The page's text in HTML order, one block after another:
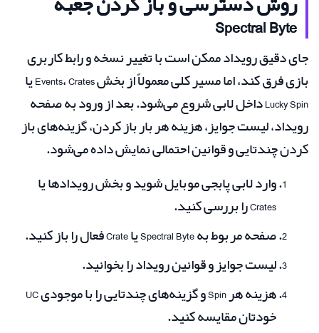
Spectral Byte
جای دقیق رویداد ممکن است با تغییر نسخه و رابط کاربری
بازی فرق کند، اما مسیر کلی معمولاً از بخش Events، Crates یا
Lucky Spin داخل لابی شروع می‌شود. بعد از ورود به صفحه
رویداد، لیست جوایز، هزینه هر بار باز کردن، گزینه‌های باز
کردن چندتایی و قوانین احتمالی نمایش داده می‌شود.
وارد لابی پابجی موبایل شوید و بخش رویدادها یا
Crates را بررسی کنید.
صفحه مربوط به Spectral Byte یا Crate فعال را باز کنید.
لیست جوایز و قوانین رویداد را بخوانید.
هزینه هر Spin و گزینه‌های چندتایی را با موجودی UC
خودتان مقایسه کنید.